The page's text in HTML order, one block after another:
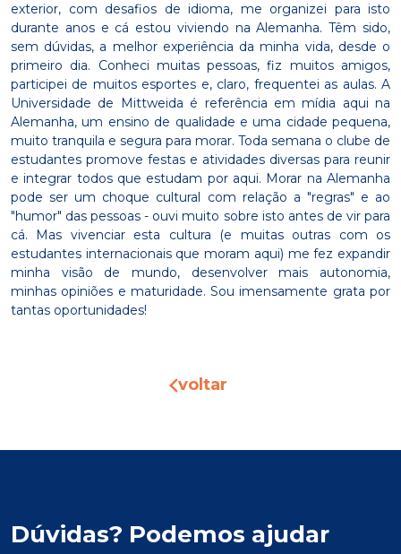
exterior, com desafios de idioma, me organizei para isto
durante anos e cá estou viviendo na Alemanha. Têm sido,
sem dúvidas, a melhor experiência da minha vida, desde o
primeiro dia. Conheci muitas pessoas, fiz muitos amigos,
participei de muitos esportes e, claro, frequentei as aulas. A
Universidade de Mittweida é referência em mídia aqui na
Alemanha, um ensino de qualidade e uma cidade pequena,
muito tranquila e segura para morar. Toda semana o clube de
estudantes promove festas e atividades diversas para reunir
e integrar todos que estudam por aqui. Morar na Alemanha
pode ser um choque cultural com relação a "regras" e ao
"humor" das pessoas - ouvi muito sobre isto antes de vir para
cá. Mas vivenciar esta cultura (e muitas outras com os
estudantes internacionais que moram aqui) me fez expandir
minha visão de mundo, desenvolver mais autonomia,
minhas opiniões e maturidade. Sou imensamente grata por
tantas oportunidades!
voltar
Dúvidas? Podemos ajudar